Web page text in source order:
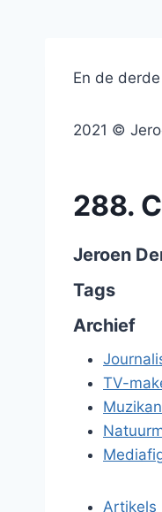
En de
2021 ©
288.
Jeroen
Tags
Archief
TV-
Artikels